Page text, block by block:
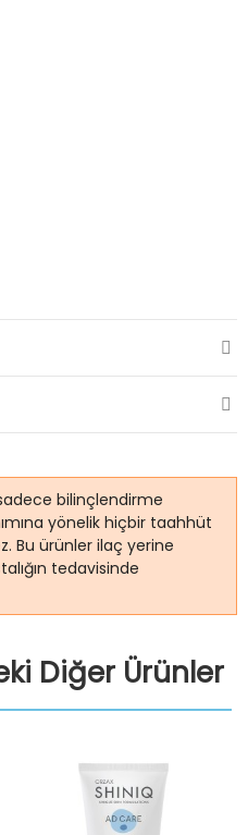
bilinçlendirme
yönelik hiçbir taahhüt
Bu ürünler ilaç yerine
tedavisinde
Diğer Ürünler